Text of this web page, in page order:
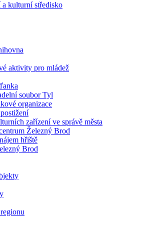
kulturní středisko
aktivity pro mládež
soubor Tyl
organizace
zařízení ve správě města
Železný Brod
hřiště
Brod